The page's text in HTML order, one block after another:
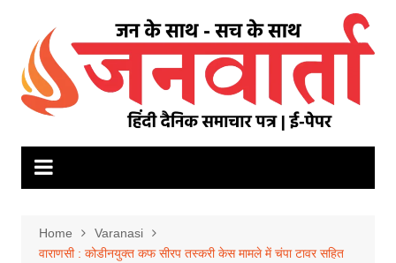
content
Home
Varanasi
वाराणसी : कोडीनयुक्त कफ सीरप तस्करी केस मामले में चंपा टावर सहित